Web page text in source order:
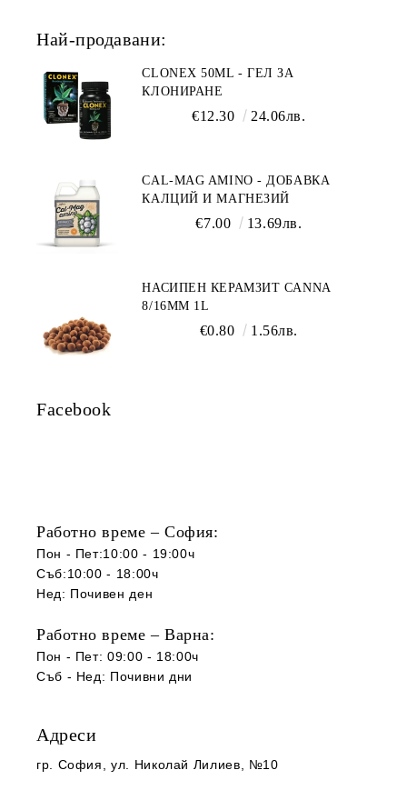
Най-продавани:
CLONEX 50ML - ГЕЛ ЗА
КЛОНИРАНЕ
€12.30 24.06лв.
CAL-MAG AMINO - ДОБАВКА
КАЛЦИЙ И МАГНЕЗИЙ
€7.00 13.69лв.
НАСИПЕН КЕРАМЗИТ CANNA
8/16ММ 1L
€0.80 1.56лв.
Facebook
Работно време – София:
Пон - Пет:10:00 - 19:00ч
Съб:10:00 - 18:00ч
Нед: Почивен ден
Работно време – Варна:
Пон - Пет: 09:00 - 18:00ч
Съб - Нед: Почивни дни
Адреси
гр. София , ул. Николай Лилиев, №10